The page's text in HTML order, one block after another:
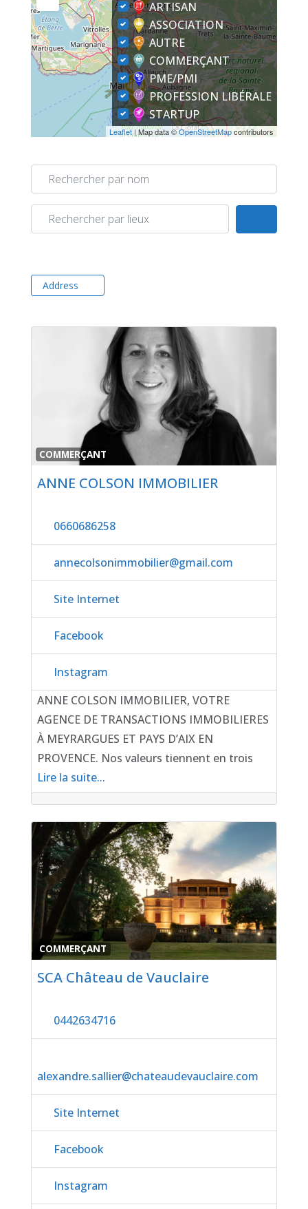
Leaflet| Map data ©OpenStreetMapcontributors
ARTISAN
ASSOCIATION
AUTRE
COMMERÇANT
PME/PMI
PROFESSION LIBÉRALE
STARTUP
Rechercher par nom
Rechercher par lieux
Address
COMMERÇANT
ANNE COLSON IMMOBILIER
0660686258
annecolsonimmobilier@gmail.com
Site Internet
Facebook
Instagram
ANNE COLSON IMMOBILIER, VOTRE
AGENCE DE TRANSACTIONS IMMOBILIERES
À MEYRARGUES ET PAYS D’AIX EN
PROVENCE. Nos valeurs tiennent en trois
Lire la suite...
COMMERÇANT
SCA Château de Vauclaire
0442634716
alexandre.sallier@chateaudevauclaire.com
Site Internet
Facebook
Instagram